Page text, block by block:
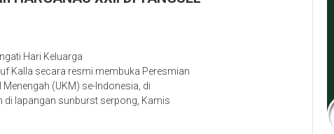
Hari Keluarga
Kalla secara resmi membuka Peresmian
(UKM) se-Indonesia, di
di lapangan sunburst serpong, Kamis